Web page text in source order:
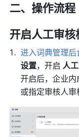
二、操作流程
开启人工审核
进入词典管理后
设置，开启 人
开启后，企业
或指定审核人审